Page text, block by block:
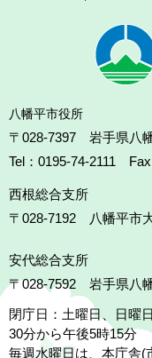
八幡平市役所
〒028-7397 岩手県八
Tel：0195-74-2111
西根総合支所
〒028-7192
八幡平市
安代総合支所
〒028-7592
岩手県八
閉庁日：土曜日、日曜
30分から午後5時15分
毎週水曜日は、本庁舎(